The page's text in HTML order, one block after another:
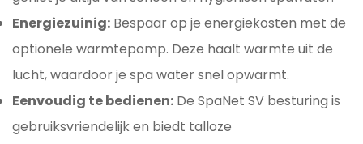
Energiezuinig: Bespaar op je energiekosten met de
optionele warmtepomp. Deze haalt warmte uit de
lucht, waardoor je spa water snel opwarmt.
Eenvoudig te bedienen: De SpaNet SV besturing is
gebruiksvriendelijk en biedt talloze